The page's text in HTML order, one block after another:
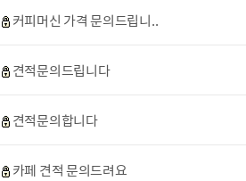
커피머신 가격 문의드립니..
견적문의드립니다
견적문의합니다
카페 견적 문의드려요